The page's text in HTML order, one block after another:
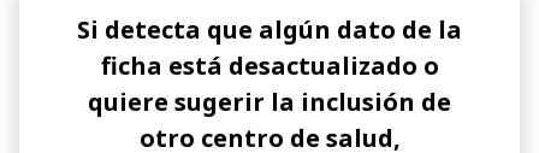
Si detecta que algún dato de la
ficha está desactualizado o
quiere sugerir la inclusión de
otro centro de salud,